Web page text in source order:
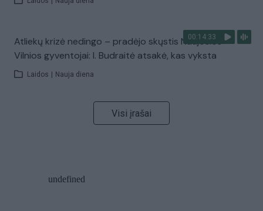
00:14:33
Atliekų krizė nedingo – pradėjo skųstis Naujosios
Vilnios gyventojai: I. Budraitė atsakė, kas vyksta
Laidos Nauja diena
Visi įrašai